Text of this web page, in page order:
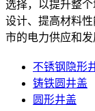
选择，以提升整
设计、提高材料
市的电力供应和发
不锈钢隐形
铸铁圆井盖
圆形井盖